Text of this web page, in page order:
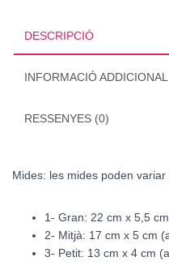
DESCRIPCIÓ
INFORMACIÓ ADDICIONAL
RESSENYES (0)
Mides: les mides poden
1- Gran: 22 cm x 5,5
2- Mitjà: 17 cm x 5 cm
3- Petit: 13 cm x 4 cm